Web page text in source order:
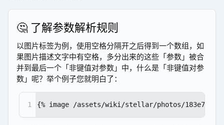
🤔 了解参数解析规则
以图片标签为例，使用空格分隔开之后得到一个数组，如
果图片描述文字中有空格，多分出来的这些「参数」被合
并到最后一个「非键值对参数」中，什么是「非键值对参
数」呢？举个例子您就明白了：
1 {% image /assets/wiki/stellar/photos/